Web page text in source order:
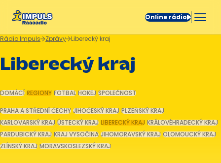
Online rádio
Rádio Impuls Zprávy Liberecký kraj
Liberecký kraj
DOMÁCÍ REGIONY FOTBAL HOKEJ SPOLEČNOST
PRAHA A STŘEDNÍ ČECHY JIHOČESKÝ KRAJ PLZEŇSKÝ KRAJ
KARLOVARSKÝ KRAJ ÚSTECKÝ KRAJ LIBERECKÝ KRAJ KRÁLOVÉHRADECKÝ KRAJ
PARDUBICKÝ KRAJ KRAJ VYSOČINA JIHOMORAVSKÝ KRAJ OLOMOUCKÝ KRAJ
ZLÍNSKÝ KRAJ MORAVSKOSLEZSKÝ KRAJ